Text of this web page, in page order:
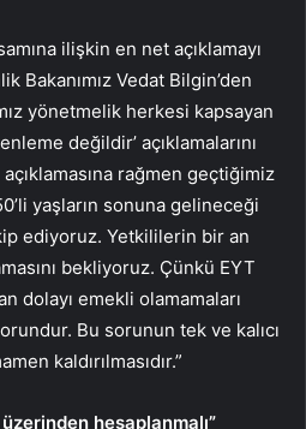
ilişkin en net açıklamayı
Bakanımız Vedat Bilgin’den
yönetmelik herkesi kapsayan
değildir’ açıklamalarını
rağmen geçtiğimiz
yaşların sonuna gelineceği
ediyoruz. Yetkililerin bir an
bekliyoruz. Çünkü EYT
dolayı emekli olamamaları
Bu sorunun tek ve kalıcı
kaldırılmasıdır.”
hesaplanmalı”